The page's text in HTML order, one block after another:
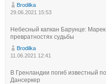
Brodilka
29.06.2021 15:53
Небесный капкан Барунце:
превратностях судьбы
Brodilka
11.06.2021 12:41
В Гренландии погиб известный
Дансеркер